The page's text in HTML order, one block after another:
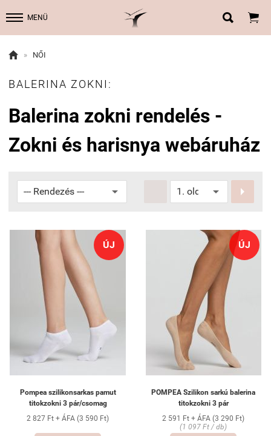
MENÜ  
 » NŐI
BALERINA ZOKNI:
Balerina zokni rendelés -
Zokni és harisnya webáruház

ÚJ
Pompea szilikonsarkas pamut
titokzokni 3 pár/csomag
2 827 Ft + ÁFA (3 590 Ft)
ÚJ
POMPEA Szilikon sarkú balerina
titokzokni 3 pár
2 591 Ft + ÁFA (3 290 Ft)
(1 097 Ft / db)